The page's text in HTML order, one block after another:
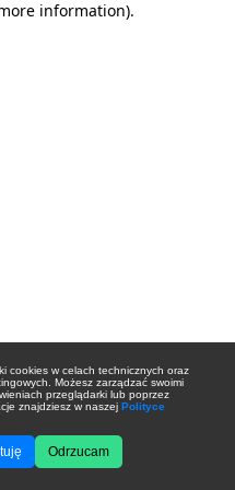
cookies w celach technicznych oraz
Możesz zarządzać swoimi
przeglądarki lub poprzez
znajdziesz w naszej Polityce
Odrzucam
information).